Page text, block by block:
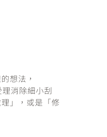
想法，
消除細小刮
」，或是「修